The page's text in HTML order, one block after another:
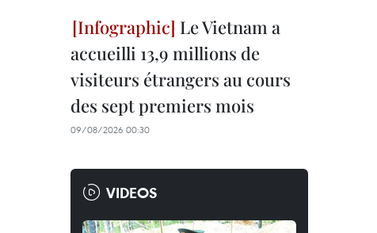
Le Vietnam a
accueilli 13,9 millions de
visiteurs étrangers au cours
des sept premiers mois
09/08/2026 00:30
VIDEOS